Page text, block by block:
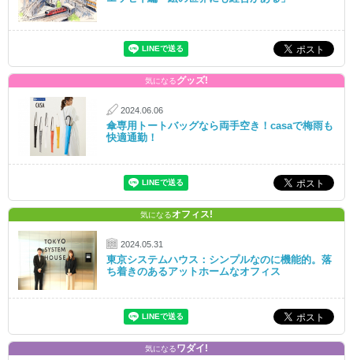
気になるグッズ!
2024.06.06
傘専用トートバッグなら両手空き！casaで梅雨も
快適通勤！
気になるオフィス!
2024.05.31
東京システムハウス：シンプルなのに機能的。落
ち着きのあるアットホームなオフィス
気になるワダイ!